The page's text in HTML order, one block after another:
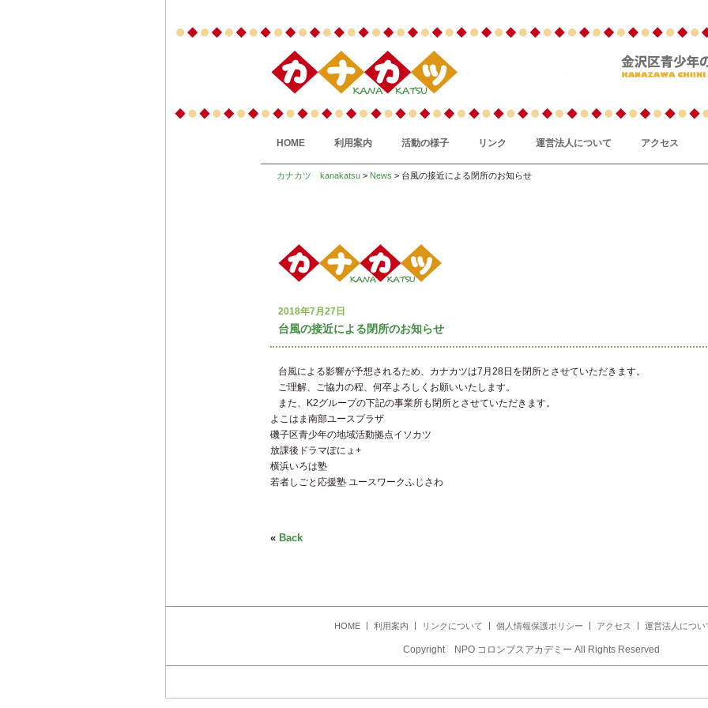
HOME 利用案内 活動の様子 リンク 運営法人について アクセス
カナカツ kanakatsu > News > 台風の接近による閉所のお知らせ
2018年7月27日
台風の接近による閉所のお知らせ
台風による影響が予想されるため、カナカツは7月28日を閉所とさせていただきます。
ご理解、ご協力の程、何卒よろしくお願いいたします。
また、K2グループの下記の事業所も閉所とさせていただきます。
よこはま南部ユースプラザ
磯子区青少年の地域活動拠点イソカツ
放課後ドラマぽにょ+
横浜いろは塾
若者しごと応援塾 ユースワークふじさわ
« Back
HOME 利用案内 リンクについて 個人情報保護ポリシー アクセス 運営法人につい
Copyright NPO コロンブスアカデミー All Rights Reserved